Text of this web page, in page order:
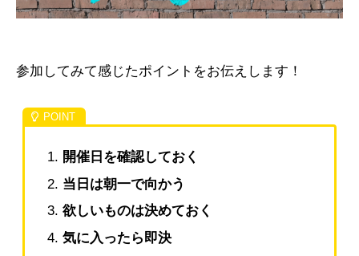
参加してみて感じたポイントをお伝えします！
開催日を確認しておく
当日は朝一で向かう
欲しいものは決めておく
気に入ったら即決